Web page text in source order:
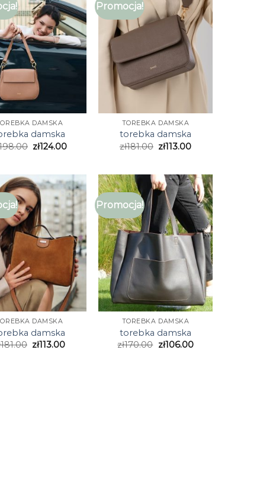
DAMSKA
damska
zł124.00
Promocja!
TOREBKA DAMSKA
torebka damska
zł181.00 zł113.00
DAMSKA
damska
181.00 zł113.00
Promocja!
TOREBKA DAMSKA
torebka damska
zł170.00 zł106.00